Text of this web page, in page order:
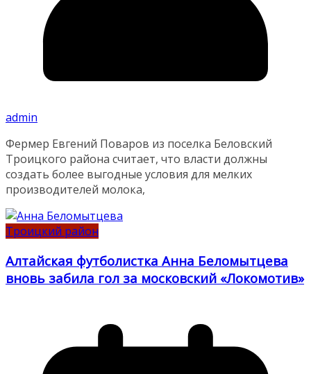
admin
Фермер Евгений Поваров из поселка Беловский
Троицкого района считает, что власти должны
создать более выгодные условия для мелких
производителей молока,
Троицкий район
Алтайская футболистка Анна Беломытцева
вновь забила гол за московский «Локомотив»